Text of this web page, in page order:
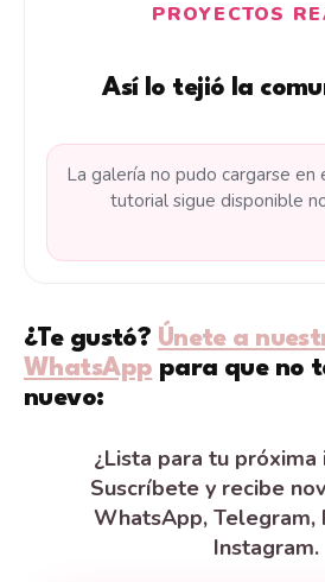
PROYECTOS
Así lo tejió la
La galería no pudo cargarse
tutorial sigue disponible
¿Te gustó? Únete a
WhatsApp para que no
nuevo:
¿Lista para tu próxima
Suscríbete y recibe
WhatsApp, Telegram,
Instagram.